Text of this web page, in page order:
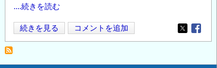
....続きを読む
オ
ン
イ
続きを見る コメントを追加
Opens in